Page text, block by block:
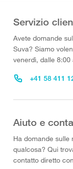
Servizio
Avete domande
Suva? Siamo
venerdì, dalle 8:00
+41 58 411
Aiuto e
Ha domande
qualcosa? Qui
contatto diretto